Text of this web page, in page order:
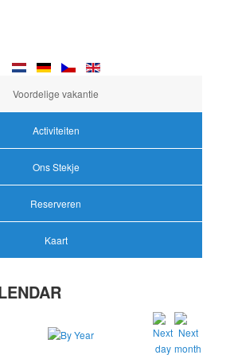
Voordelige vakantie
Activiteiten
Ons Stekje
Reserveren
Kaart